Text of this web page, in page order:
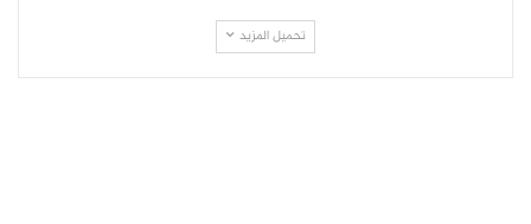
تحميل المزيد